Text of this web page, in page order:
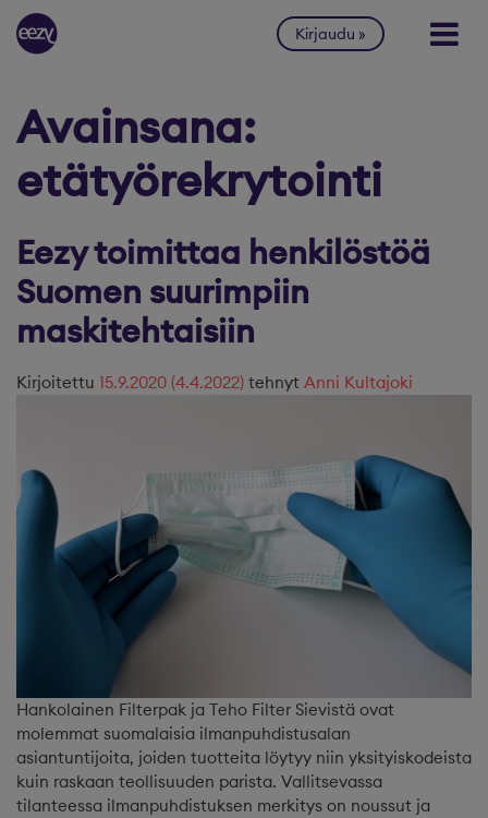
Siirry sisältöön
Kirjaudu
Avainsana:
etätyörekrytointi
Eezy toimittaa henkilöstöä
Suomen suurimpiin
maskitehtaisiin
Kirjoitettu 15.9.2020 (4.4.2022) tehnyt Anni Kultajoki
Hankolainen Filterpak ja Teho Filter Sievistä ovat
molemmat suomalaisia ilmanpuhdistusalan
asiantuntijoita, joiden tuotteita löytyy niin yksityiskodeista
kuin raskaan teollisuuden parista. Vallitsevassa
tilanteessa ilmanpuhdistuksen merkitys on noussut ja